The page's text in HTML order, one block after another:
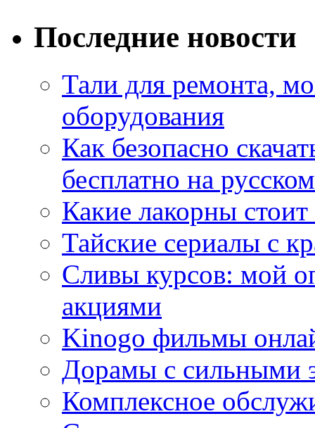
Последние новости
Тали для ремонта,
оборудования
Как безопасно
бесплатно на
Какие лакорны
Тайские сериалы с
Сливы курсов: мой
акциями
Kinogo фильмы
Дорамы с сильными
Комплексное